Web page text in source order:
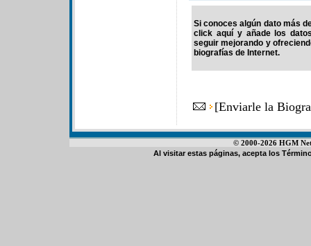
Si conoces algún dato más
click aquí y añade los
seguir mejorando y
biografías de Internet.
[Enviarle la
© 2000-2026 HGM
Al visitar estas páginas, acepta los